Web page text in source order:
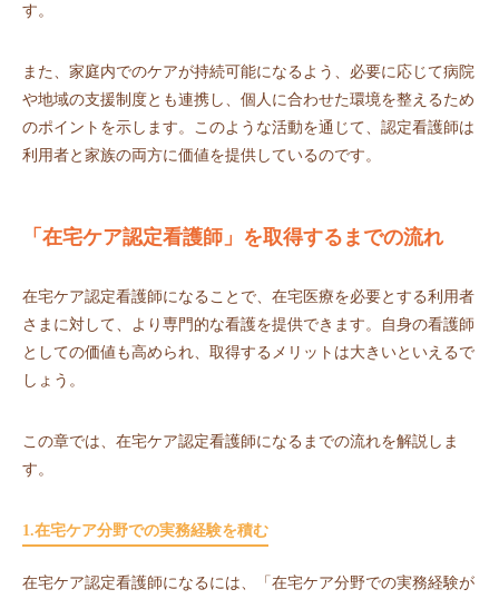
す。
また、家庭内でのケアが持続可能になるよう、必要に応じて病院
や地域の支援制度とも連携し、個人に合わせた環境を整えるため
のポイントを示します。このような活動を通じて、認定看護師は
利用者と家族の両方に価値を提供しているのです。
「在宅ケア認定看護師」を取得するまでの流れ
在宅ケア認定看護師になることで、在宅医療を必要とする利用者
さまに対して、より専門的な看護を提供できます。自身の看護師
としての価値も高められ、取得するメリットは大きいといえるで
しょう。
この章では、在宅ケア認定看護師になるまでの流れを解説しま
す。
1.在宅ケア分野での実務経験を積む
在宅ケア認定看護師になるには、「在宅ケア分野での実務経験が